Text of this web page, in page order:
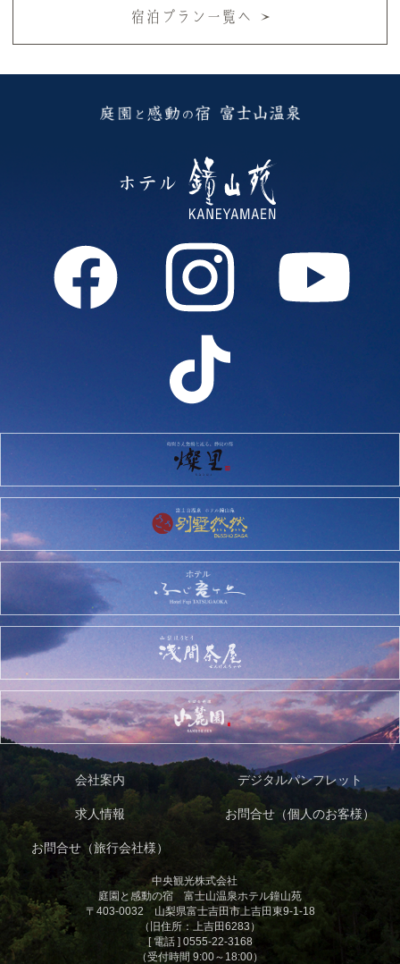
宿泊プラン一覧へ
会社案内 デジタルパンフレット
求人情報 お問合せ（個人のお客様）
お問合せ（旅行会社様）
中央観光株式会社
庭園と感動の宿 富士山温泉ホテル鐘山苑
〒403-0032 山梨県富士吉田市上吉田東9-1-18
（旧住所：上吉田6283）
[ 電話 ] 0555-22-3168
（受付時間 9:00～18:00）